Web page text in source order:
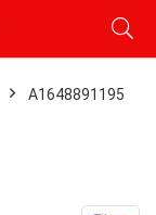
‎A1648891195